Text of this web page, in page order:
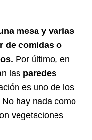
mesa y varias
de comidas o
Por último, en
las paredes
es uno de los
hay nada como
vegetaciones